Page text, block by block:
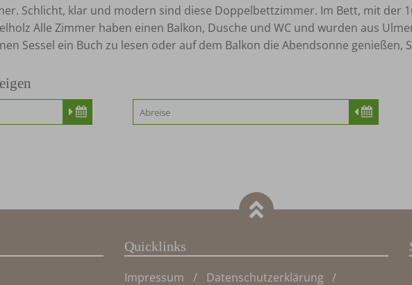
Schlicht, klar und modern sind diese Doppelbettzimmer. Im Bett, mit der
Alle Zimmer haben einen Balkon, Dusche und WC und wurden aus
Sessel ein Buch zu lesen oder auf dem Balkon die Abendsonne genießen,
Quicklinks
Impressum Datenschutzerklärung